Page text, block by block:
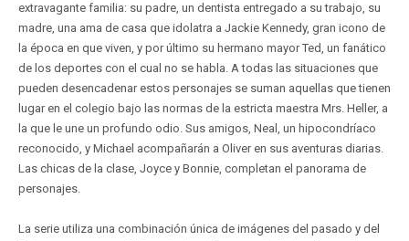
extravagante familia: su padre, un dentista entregado a su trabajo, su
madre, una ama de casa que idolatra a Jackie Kennedy, gran icono de
la época en que viven, y por último su hermano mayor Ted, un fanático
de los deportes con el cual no se habla. A todas las situaciones que
pueden desencadenar estos personajes se suman aquellas que tienen
lugar en el colegio bajo las normas de la estricta maestra Mrs. Heller, a
la que le une un profundo odio. Sus amigos, Neal, un hipocondríaco
reconocido, y Michael acompañarán a Oliver en sus aventuras diarias.
Las chicas de la clase, Joyce y Bonnie, completan el panorama de
personajes.
La serie utiliza una combinación única de imágenes del pasado y del